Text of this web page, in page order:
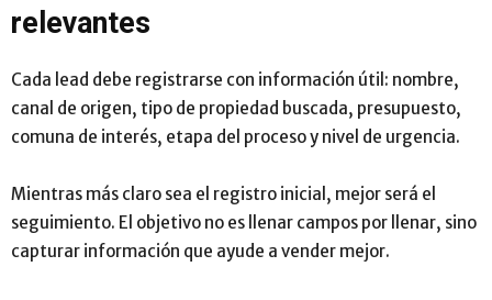
relevantes
Cada lead debe registrarse con información útil: nombre,
canal de origen, tipo de propiedad buscada, presupuesto,
comuna de interés, etapa del proceso y nivel de urgencia.
Mientras más claro sea el registro inicial, mejor será el
seguimiento. El objetivo no es llenar campos por llenar, sino
capturar información que ayude a vender mejor.